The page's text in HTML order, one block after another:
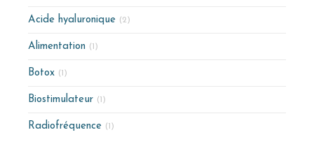
Acide hyaluronique (2)
Alimentation (1)
Botox (1)
Biostimulateur (1)
Radiofréquence (1)